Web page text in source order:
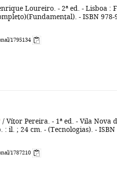
Loureiro. - 2ª ed. - Lisboa :
- ISBN 978-
1795134
/ Vítor Pereira. - 1ª ed. - Vila Nova
il. ; 24 cm. - (Tecnologias). - ISBN
1787210